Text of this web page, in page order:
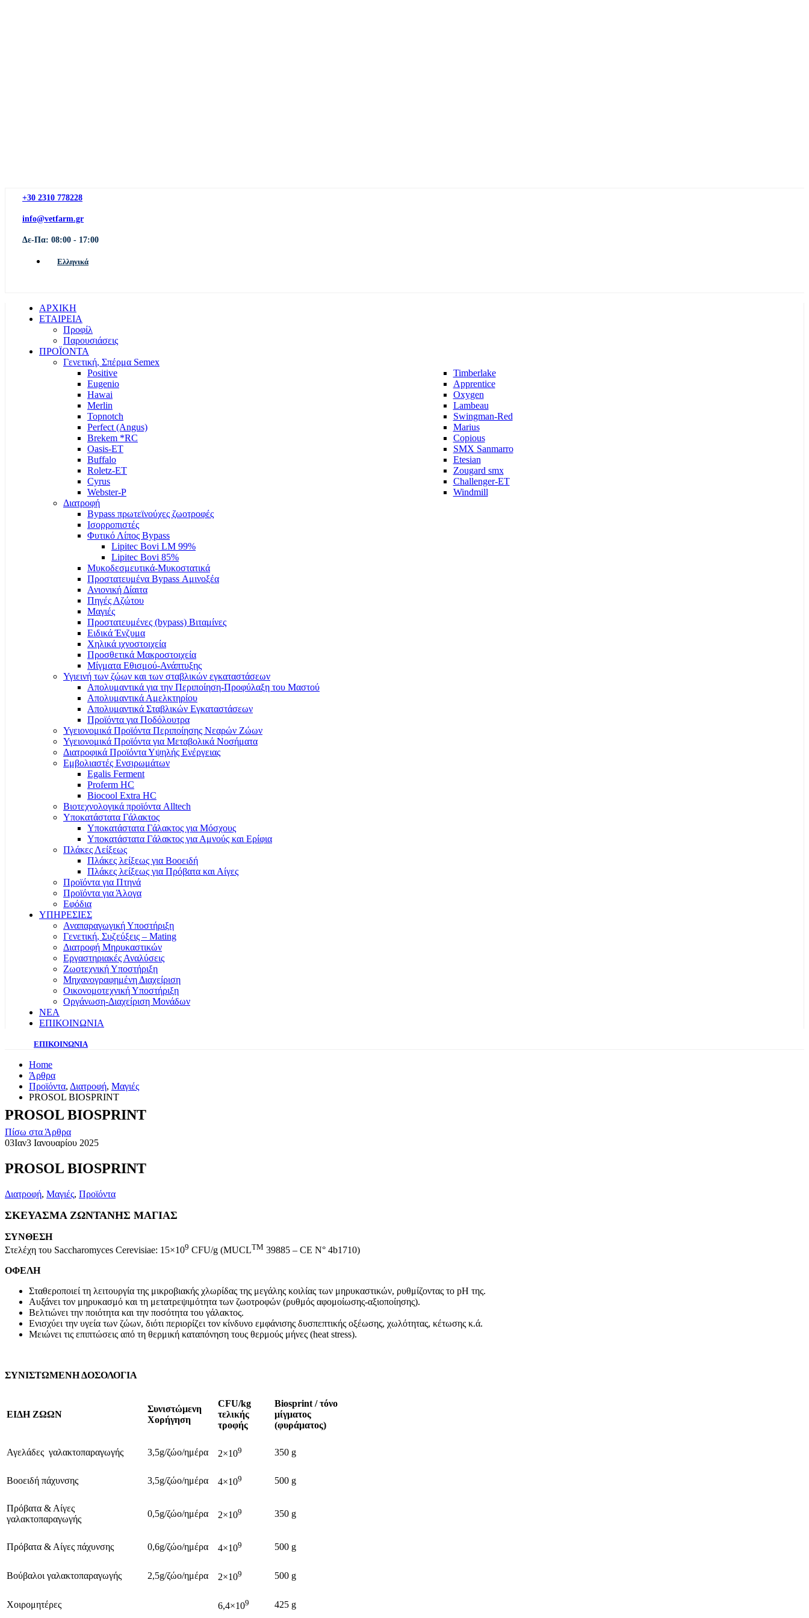
+30 2310 778228
info@vetfarm.gr
Δε-Πα: 08:00 - 17:00
Ελληνικά
ΑΡΧΙΚΗ
ΕΤΑΙΡΕΙΑ
Προφίλ
Παρουσιάσεις
ΠΡΟΪΟΝΤΑ
Γενετική, Σπέρμα Semex
Positive
Eugenio
Hawai
Merlin
Topnotch
Perfect (Angus)
Brekem *RC
Oasis-ET
Buffalo
Roletz-ET
Cyrus
Webster-P
Timberlake
Apprentice
Oxygen
Lambeau
Swingman-Red
Marius
Copious
SMX Sanmarro
Etesian
Zougard smx
Challenger-ET
Windmill
Διατροφή
Bypass πρωτεϊνούχες ζωοτροφές
Ισορροπιστές
Φυτικό Λίπος Bypass
Lipitec Bovi LM 99%
Lipitec Bovi 85%
Μυκοδεσμευτικά-Μυκοστατικά
Προστατευμένα Bypass Αμινοξέα
Ανιονική Δίαιτα
Πηγές Αζώτου
Μαγιές
Προστατευμένες (bypass) Βιταμίνες
Ειδικά Ένζυμα
Χηλικά ιχνοστοιχεία
Προσθετικά Μακροστοιχεία
Μίγματα Εθισμού-Ανάπτυξης
Υγιεινή των ζώων και των σταβλικών εγκαταστάσεων
Απολυμαντικά για την Περιποίηση-Προφύλαξη του Μαστού
Απολυμαντικά Αμελκτηρίου
Απολυμαντικά Σταβλικών Εγκαταστάσεων
Προϊόντα για Ποδόλουτρα
Υγειονομικά Προϊόντα Περιποίησης Νεαρών Ζώων
Υγειονομικά Προϊόντα για Μεταβολικά Νοσήματα
Διατροφικά Προϊόντα Υψηλής Ενέργειας
Εμβολιαστές Ενσιρωμάτων
Egalis Ferment
Proferm HC
Biocool Extra HC
Βιοτεχνολογικά προϊόντα Alltech
Υποκατάστατα Γάλακτος
Υποκατάστατα Γάλακτος για Μόσχους
Υποκατάστατα Γάλακτος για Αμνούς και Ερίφια
Πλάκες Λείξεως
Πλάκες λείξεως για Βοοειδή
Πλάκες λείξεως για Πρόβατα και Αίγες
Προϊόντα για Πτηνά
Προϊόντα για Άλογα
Εφόδια
ΥΠΗΡΕΣΙΕΣ
Αναπαραγωγική Υποστήριξη
Γενετική, Συζεύξεις – Mating
Διατροφή Μηρυκαστικών
Εργαστηριακές Αναλύσεις
Ζωοτεχνική Υποστήριξη
Μηχανογραφημένη Διαχείριση
Οικονομοτεχνική Υποστήριξη
Οργάνωση-Διαχείριση Μονάδων
ΝΕΑ
ΕΠΙΚΟΙΝΩΝΙΑ
ΕΠΙΚΟΙΝΩΝΙΑ
Home
Άρθρα
Προϊόντα, Διατροφή, Μαγιές
PROSOL BIOSPRINT
PROSOL BIOSPRINT
Πίσω στα Άρθρα
03Ιαν3 Ιανουαρίου 2025
PROSOL BIOSPRINT
Διατροφή, Μαγιές, Προϊόντα
ΣΚΕΥΑΣΜΑ ΖΩΝΤΑΝΗΣ ΜΑΓΙΑΣ
ΣΥΝΘΕΣΗ
Στελέχη του Saccharomyces Cerevisiae: 15×109 CFU/g (MUCLTM 39885 – CE N° 4b1710)
ΟΦΕΛΗ
Σταθεροποιεί τη λειτουργία της μικροβιακής χλωρίδας της μεγάλης κοιλίας των μηρυκαστικών, ρυθμίζοντας το pH της.
Αυξάνει τον μηρυκασμό και τη μετατρεψιμότητα των ζωοτροφών (ρυθμός αφομοίωσης-αξιοποίησης).
Βελτιώνει την ποιότητα και την ποσότητα του γάλακτος.
Ενισχύει την υγεία των ζώων, διότι περιορίζει τον κίνδυνο εμφάνισης δυσπεπτικής οξέωσης, χωλότητας, κέτωσης κ.ά.
Μειώνει τις επιπτώσεις από τη θερμική καταπόνηση τους θερμούς μήνες (heat stress).
ΣΥΝΙΣΤΩΜΕΝΗ ΔΟΣΟΛΟΓΙΑ
ΕΙΔΗ ΖΩΩΝ
Συνιστώμενη
Χορήγηση
CFU/kg
τελικής
τροφής
Biosprint / τόνο
μίγματος
(φυράματος)
Αγελάδες γαλακτοπαραγωγής 3,5g/ζώο/ημέρα 2×109 350 g
Βοοειδή πάχυνσης 3,5g/ζώο/ημέρα 4×109 500 g
Πρόβατα & Αίγες
γαλακτοπαραγωγής
0,5g/ζώο/ημέρα 2×109 350 g
Πρόβατα & Αίγες πάχυνσης 0,6g/ζώο/ημέρα 4×109 500 g
Βούβαλοι γαλακτοπαραγωγής 2,5g/ζώο/ημέρα 2×109 500 g
Χοιρομητέρες 6,4×109 425 g